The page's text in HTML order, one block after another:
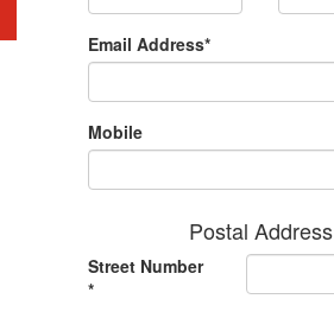
Email Address*
Mobile
Postal Address
Street Number
*